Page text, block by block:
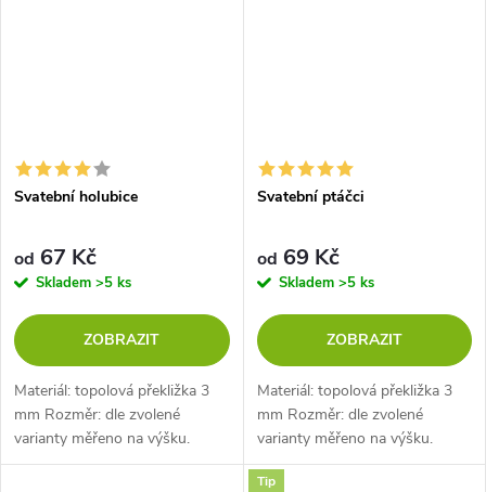
Svatební holubice
od 67 Kč
Skladem >5 ks
ZOBRAZIT
Materiál: topolová překližka 3
mm Rozměr: dle zvolené
varianty měřeno na výšku.
Svatební ptáčci
od 69 Kč
Skladem >5 ks
ZOBRAZIT
Materiál: topolová překližka 3
mm Rozměr: dle zvolené
varianty měřeno na výšku.
Tip